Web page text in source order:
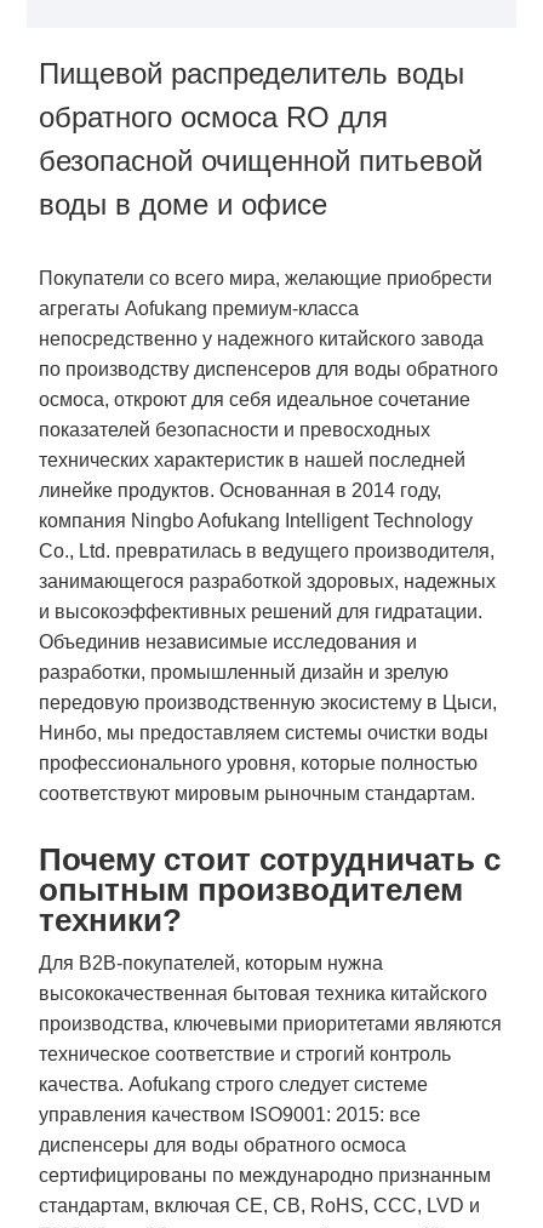
Пищевой распределитель воды
обратного осмоса RO для
безопасной очищенной питьевой
воды в доме и офисе
Покупатели со всего мира, желающие приобрести
агрегаты Aofukang премиум-класса
непосредственно у надежного китайского завода
по производству диспенсеров для воды обратного
осмоса, откроют для себя идеальное сочетание
показателей безопасности и превосходных
технических характеристик в нашей последней
линейке продуктов. Основанная в 2014 году,
компания Ningbo Aofukang Intelligent Technology
Co., Ltd. превратилась в ведущего производителя,
занимающегося разработкой здоровых, надежных
и высокоэффективных решений для гидратации.
Объединив независимые исследования и
разработки, промышленный дизайн и зрелую
передовую производственную экосистему в Цыси,
Нинбо, мы предоставляем системы очистки воды
профессионального уровня, которые полностью
соответствуют мировым рыночным стандартам.
Почему стоит сотрудничать с
опытным производителем
техники?
Для B2B-покупателей, которым нужна
высококачественная бытовая техника китайского
производства, ключевыми приоритетами являются
техническое соответствие и строгий контроль
качества. Aofukang строго следует системе
управления качеством ISO9001: 2015: все
диспенсеры для воды обратного осмоса
сертифицированы по международно признанным
стандартам, включая CE, CB, RoHS, CCC, LVD и